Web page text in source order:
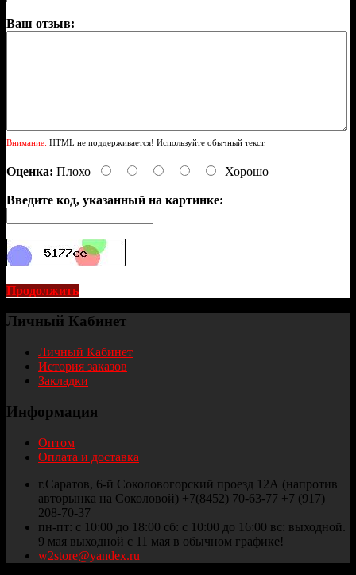
Ваш отзыв:
Внимание: HTML не поддерживается! Используйте обычный текст.
Оценка: Плохо Хорошо
Введите код, указанный на картинке:
Продолжить
Личный Кабинет
Личный Кабинет
История заказов
Закладки
Информация
Оптом
Оплата и доставка
г.Саратов, 6-й Соколовогорский проезд 12А (напротив
авторынка на Соколовой) +7(8452) 70-63-77 +7 (917)
208-70-37
пн-пт: с 10:00 до 18:00 сб: с 10:00 до 16:00 вс: выходной.
9 мая выходной с 11 мая в обычном графике!
w2store@yandex.ru